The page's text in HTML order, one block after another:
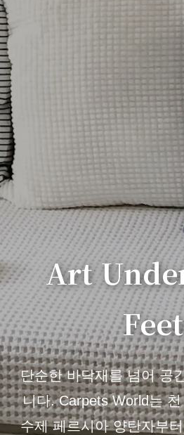
Art
단순한 바닥재를 넘어 공
니다. Carpets World는
수제 페르시아 양탄자부